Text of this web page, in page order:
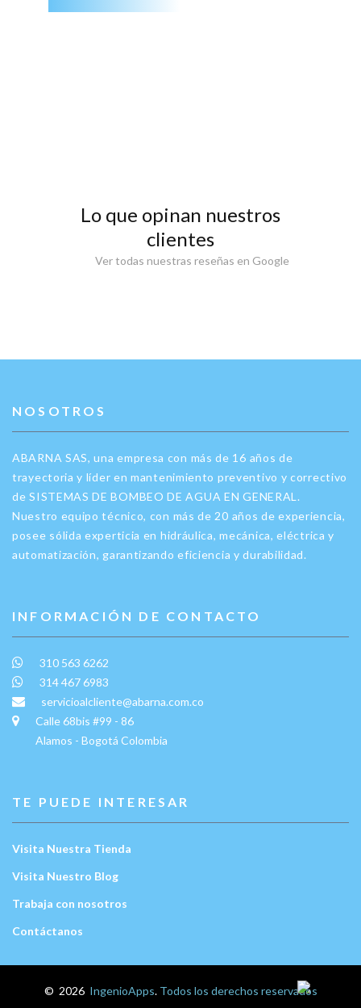
Lo que opinan nuestros
clientes
Ver todas nuestras reseñas en Google
NOSOTROS
ABARNA SAS, una empresa con más de 16 años de
trayectoria y líder en mantenimiento preventivo y correctivo
de SISTEMAS DE BOMBEO DE AGUA EN GENERAL.
Nuestro equipo técnico, con más de 20 años de experiencia,
posee sólida experticia en hidráulica, mecánica, eléctrica y
automatización, garantizando eficiencia y durabilidad.
INFORMACIÓN DE CONTACTO
310 563 6262
314 467 6983
servicioalcliente@abarna.com.co
Calle 68bis #99 - 86
Alamos - Bogotá Colombia
TE PUEDE INTERESAR
Visita Nuestra Tienda
Visita Nuestro Blog
Trabaja con nosotros
Contáctanos
© 2026 IngenioApps. Todos los derechos reservados